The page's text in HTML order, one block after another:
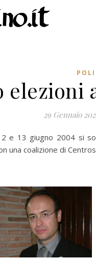
elezioni
29 Gennaio
e 13 giugno 2004 si
una coalizione di